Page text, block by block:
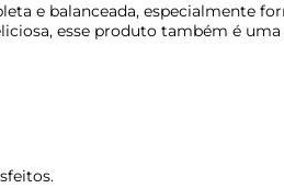
e balanceada, especialmente
esse produto também é